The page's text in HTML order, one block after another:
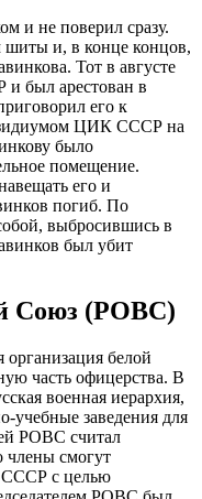
и не поверил сразу.
и, в конце концов,
Тот в августе
и был арестован в
его к
ЦИК СССР на
было
помещение.
его и
погиб. По
выбросившись в
был убит
Союз (РОВС)
организация белой
часть офицерства. В
военная иерархия,
учебные заведения для
РОВС считал
члены смогут
СССР с целью